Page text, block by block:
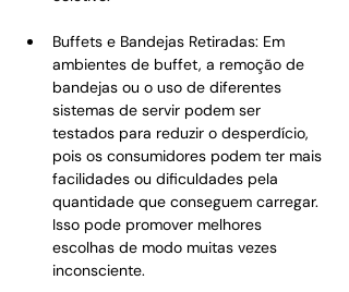
Buffets e Bandejas Retiradas: Em
ambientes de buffet, a remoção de
bandejas ou o uso de diferentes
sistemas de servir podem ser
testados para reduzir o desperdício,
pois os consumidores podem ter mais
facilidades ou dificuldades pela
quantidade que conseguem carregar.
Isso pode promover melhores
escolhas de modo muitas vezes
inconsciente.